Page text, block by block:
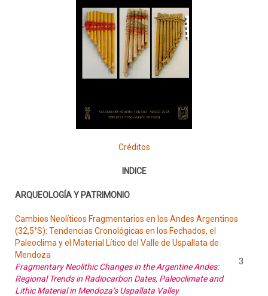
Créditos
INDICE
ARQUEOLOGÍA Y PATRIMONIO
Cambios Neolíticos Fragmentarios en los Andes Argentinos
(32,5°S): Tendencias Cronológicas en los Fechados, el
Paleoclima y el Material Lítico del Valle de Uspallata de
Mendoza
Fragmentary Neolithic Changes in the Argentine Andes:
Regional Trends in Radiocarbon Dates, Paleoclimate and
Lithic Material in Mendoza’s Uspallata Valley
3